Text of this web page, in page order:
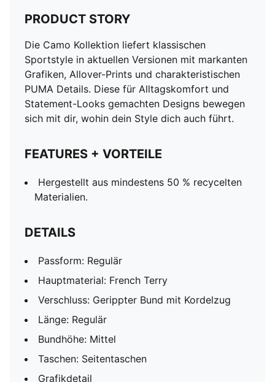
PRODUCT STORY
Die Camo Kollektion liefert klassischen
Sportstyle in aktuellen Versionen mit markanten
Grafiken, Allover-Prints und charakteristischen
PUMA Details. Diese für Alltagskomfort und
Statement-Looks gemachten Designs bewegen
sich mit dir, wohin dein Style dich auch führt.
FEATURES + VORTEILE
Hergestellt aus mindestens 50 % recycelten
Materialien.
DETAILS
Passform: Regulär
Hauptmaterial: French Terry
Verschluss: Gerippter Bund mit Kordelzug
Länge: Regulär
Bundhöhe: Mittel
Taschen: Seitentaschen
Grafikdetail